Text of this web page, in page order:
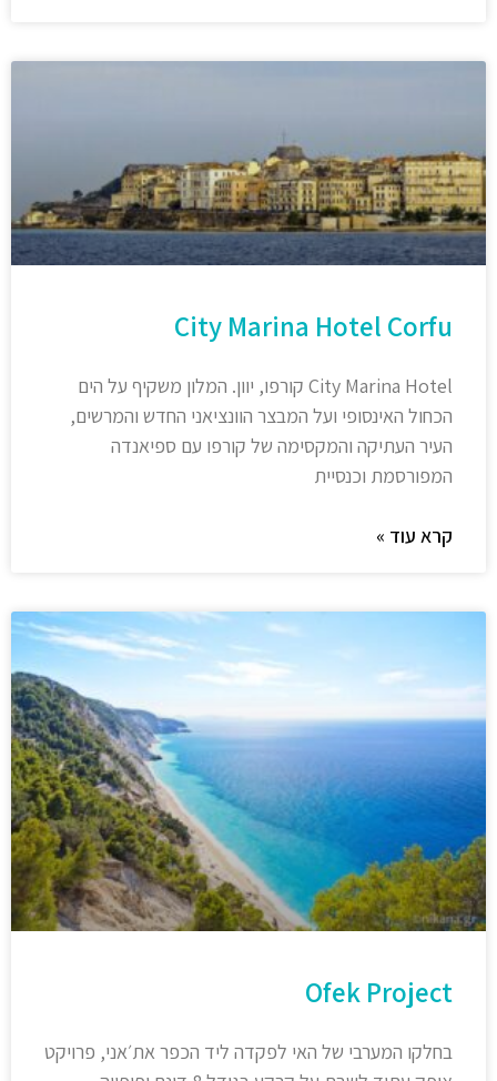
City Marina Hotel Corfu
City Marina Hotel קורפו, יוון. המלון משקיף על הים
הכחול האינסופי ועל המבצר הוונציאני החדש והמרשים,
העיר העתיקה והמקסימה של קורפו עם ספיאנדה
המפורסמת וכנסיית
קרא עוד »
Ofek Project
בחלקו המערבי של האי לפקדה ליד הכפר את׳אני, פרויקט